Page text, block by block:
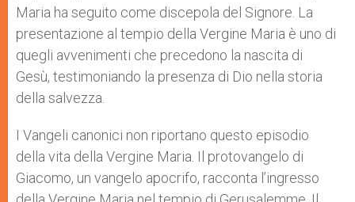
Maria ha seguito come discepola del Signore. La
presentazione al tempio della Vergine Maria è uno di
quegli avvenimenti che precedono la nascita di
Gesù, testimoniando la presenza di Dio nella storia
della salvezza.
I Vangeli canonici non riportano questo episodio
della vita della Vergine Maria. Il protovangelo di
Giacomo, un vangelo apocrifo, racconta l’ingresso